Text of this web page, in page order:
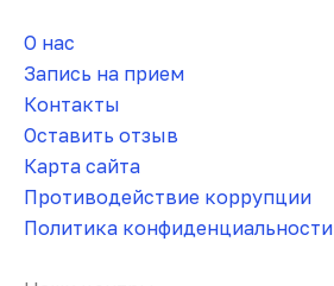
О нас
Запись на прием
Контакты
Оставить отзыв
Карта сайта
Противодействие коррупции
Политика конфиденциальности